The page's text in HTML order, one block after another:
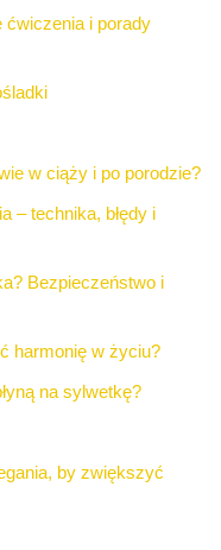
i porady
w ciąży i po porodzie?
– technika, błędy i
Bezpieczeństwo i
harmonię w życiu?
na sylwetkę?
by zwiększyć